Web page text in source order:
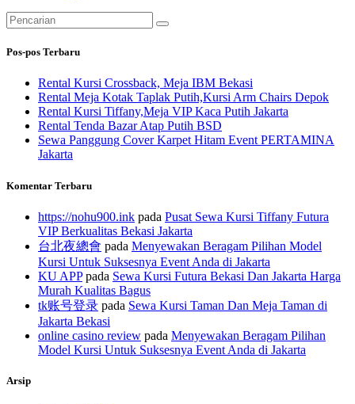
Pencarian
untuk:
Pos-pos Terbaru
Rental Kursi Crossback, Meja IBM Bekasi
Rental Meja Kotak Taplak Putih,Kursi Arm Chairs Depok
Rental Kursi Tiffany,Meja VIP Kaca Putih Jakarta
Rental Tenda Bazar Atap Putih BSD
Sewa Panggung Cover Karpet Hitam Event PERTAMINA
Jakarta
Komentar Terbaru
ht​tp​s​:​//​nohu​9​00​.ink pada Pusat Sewa Kursi Tiffany Futura
VIP Berkualitas Bekasi Jakarta
台北夜總會 pada Menyewakan Beragam Pilihan Model
Kursi Untuk Suksesnya Event Anda di Jakarta
KU APPpada Sewa Kursi Futura Bekasi Dan Jakarta Harga
Murah Kualitas Bagus
tk账号登录 pada Sewa Kursi Taman Dan Meja Taman di
Jakarta Bekasi
online casino review pada Menyewakan Beragam Pilihan
Model Kursi Untuk Suksesnya Event Anda di Jakarta
Arsip